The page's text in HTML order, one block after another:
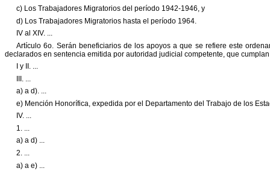
c) Los Trabajadores Migratorios del período 1942-1946, y
d) Los Trabajadores Migratorios hasta el período 1964.
IV al XIV. ...
Artículo 6o Serán beneficiarios de los apoyos a que se refiere este
declarados en sentencia emitida por autoridad judicial competente, que
I y II. ...
III
a) a d). ...
e) Mención Honorífica, expedida por el Departamento del Trabajo de los
IV. ...
1. ...
a) a d) ...
2. ...
a) a e) ...